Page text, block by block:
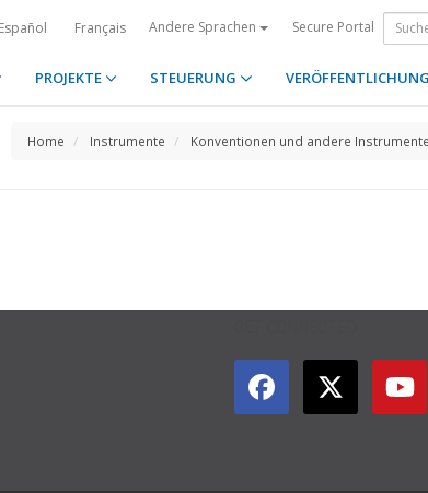
Español Français Andere Sprachen Secure Portal
PROJEKTE STEUERUNG
Home Instrumente Konventionen und andere Instrumente